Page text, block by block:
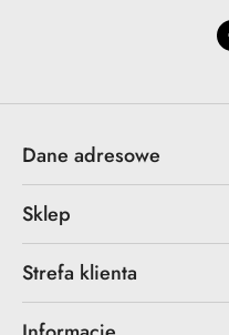
Dane adresowe
Sklep
Strefa klienta